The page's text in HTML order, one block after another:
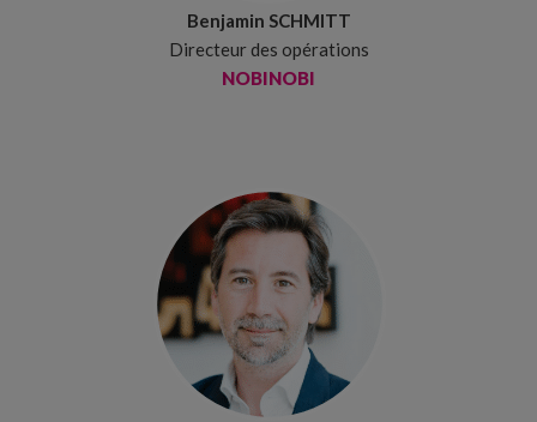
Benjamin SCHMITT
Directeur des opérations
NOBINOBI